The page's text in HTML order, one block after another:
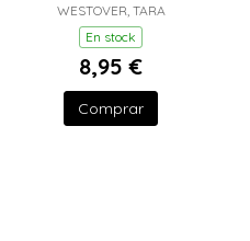
VERANO)
WESTOVER, TARA
En stock
8,95 €
Comprar